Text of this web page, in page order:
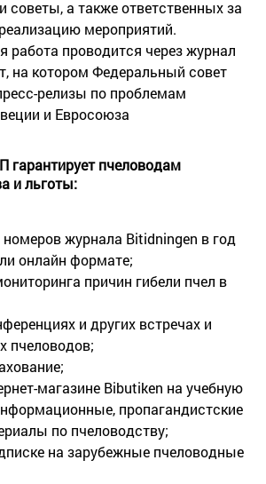
советы, а также ответственных за
мероприятий.
работа проводится через журнал
на котором Федеральный совет
релизы по проблемам
и Евросоюза
гарантирует пчеловодам
и льготы:
номеров журнала Bitidningen в год
онлайн формате;
причин гибели пчел в
и других встречах и
пчеловодов;
магазине Bibutiken на учебную
пропагандистские
по пчеловодству;
на зарубежные пчеловодные